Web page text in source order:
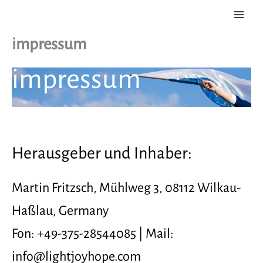
impressum
impressum
Herausgeber und Inhaber:
Martin Fritzsch, Mühlweg 3, 08112 Wilkau-
Haßlau, Germany
Fon: +49-375-28544085 | Mail:
info@lightjoyhope.com